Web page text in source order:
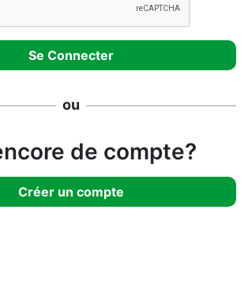
ou
de compte?
Créer un compte